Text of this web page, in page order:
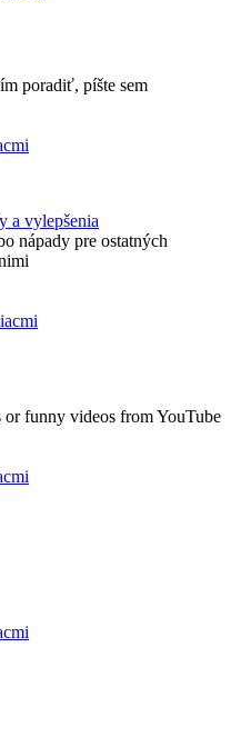
poradiť, píšte sem
a vylepšenia
nápady pre ostatných
funny videos from YouTube